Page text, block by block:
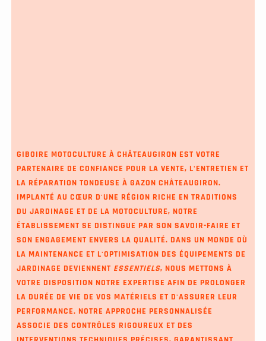
GIBOIRE MOTOCULTURE À CHÂTEAUGIRON EST VOTRE
PARTENAIRE DE CONFIANCE POUR LA VENTE, L'ENTRETIEN ET
LA RÉPARATION TONDEUSE À GAZON CHÂTEAUGIRON.
IMPLANTÉ AU CŒUR D'UNE RÉGION RICHE EN TRADITIONS
DU JARDINAGE ET DE LA MOTOCULTURE, NOTRE
ÉTABLISSEMENT SE DISTINGUE PAR SON SAVOIR-FAIRE ET
SON ENGAGEMENT ENVERS LA QUALITÉ. DANS UN MONDE OÙ
LA MAINTENANCE ET L'OPTIMISATION DES ÉQUIPEMENTS DE
JARDINAGE DEVIENNENT ESSENTIELS, NOUS METTONS À
VOTRE DISPOSITION NOTRE EXPERTISE AFIN DE PROLONGER
LA DURÉE DE VIE DE VOS MATÉRIELS ET D'ASSURER LEUR
PERFORMANCE. NOTRE APPROCHE PERSONNALISÉE
ASSOCIE DES CONTRÔLES RIGOUREUX ET DES